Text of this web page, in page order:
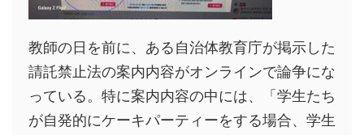
教師の日を前に、ある自治体教育庁が掲示した
請託禁止法の案内内容がオンラインで論争にな
っている。特に案内内容の中には、「学生たち
が自発的にケーキパーティーをする場合、学生